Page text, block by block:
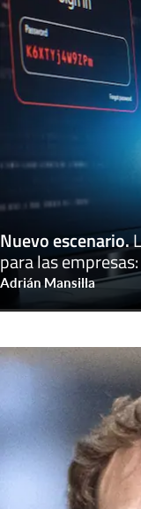
Nuevo escenario.
para las
Adrián Mansilla